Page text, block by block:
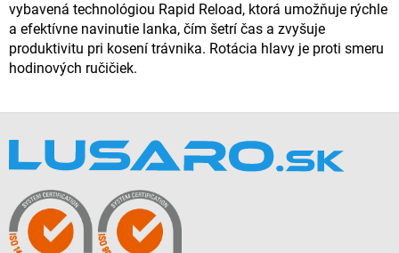
vybavená technológiou Rapid Reload, ktorá umožňuje rýchle
a efektívne navinutie lanka, čím šetrí čas a zvyšuje
produktivitu pri kosení trávnika. Rotácia hlavy je proti smeru
hodinových ručičiek.